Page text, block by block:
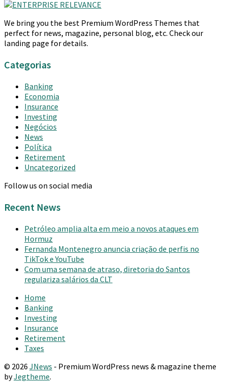
We bring you the best Premium WordPress Themes that
perfect for news, magazine, personal blog, etc. Check our
landing page for details.
Categorias
Banking
Economia
Insurance
Investing
Negócios
News
Política
Retirement
Uncategorized
Follow us on social media
Recent News
Petróleo amplia alta em meio a novos ataques em
Hormuz
Fernanda Montenegro anuncia criação de perfis no
TikTok e YouTube
Com uma semana de atraso, diretoria do Santos
regulariza salários da CLT
Home
Banking
Investing
Insurance
Retirement
Taxes
© 2026 JNews - Premium WordPress news & magazine theme
byJegtheme.